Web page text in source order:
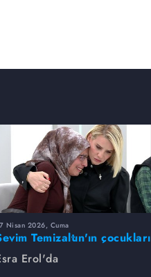
Nisan 2026, Cuma
Temizaltın'ın çocukları
Erol'da